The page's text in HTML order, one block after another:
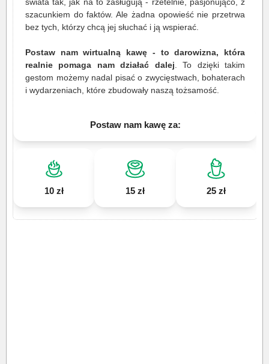
szacunkiem do faktów. Ale żadna opowieść nie przetrwa
bez tych, którzy chcą jej słuchać i ją wspierać.
Postaw nam wirtualną kawę - to darowizna, która
realnie pomaga nam działać dalej . To dzięki takim
gestom możemy nadal pisać o zwycięstwach, bohaterach
i wydarzeniach, które zbudowały naszą tożsamość.
Postaw nam kawę za:
10 zł 15 zł 25 zł